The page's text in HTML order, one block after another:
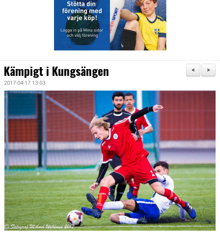
MATCHER
ARKIV 2022-20
ARKIV 2019-17
DOKUMENT
KONTAKT
>
<
Kämpigt i Kungsängen
2017-04-17 13:03